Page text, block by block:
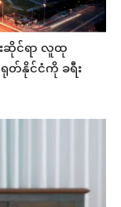
ဆိုင်ရာ လူထု
တ်နိုင်ငံကို ခရီး